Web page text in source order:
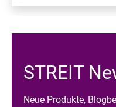
STREIT
Neue Produkte,